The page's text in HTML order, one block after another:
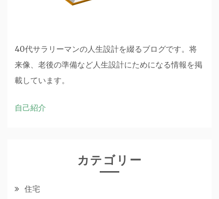
40代サラリーマンの人生設計を綴るブログです。将
来像、老後の準備など人生設計にためになる情報を掲
載しています。
自己紹介
カテゴリー
住宅